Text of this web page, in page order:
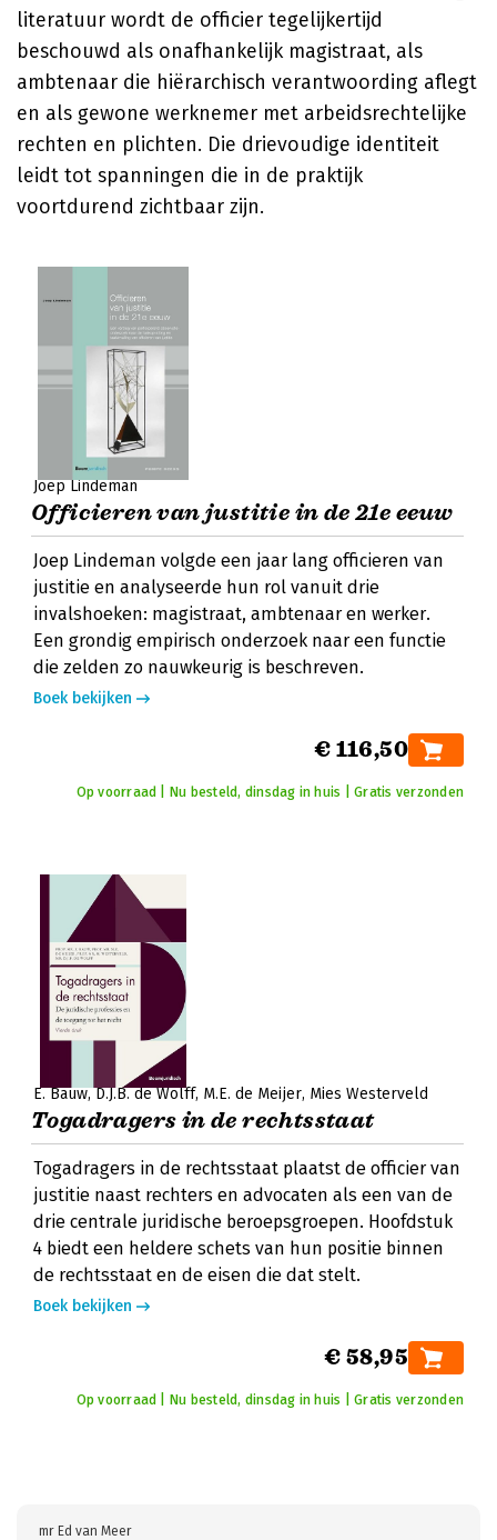
literatuur wordt de officier tegelijkertijd
beschouwd als onafhankelijk magistraat, als
ambtenaar die hiërarchisch verantwoording aflegt
en als gewone werknemer met arbeidsrechtelijke
rechten en plichten. Die drievoudige identiteit
leidt tot spanningen die in de praktijk
voortdurend zichtbaar zijn.
Joep Lindeman
Officieren van justitie in de 21e eeuw
Joep Lindeman volgde een jaar lang officieren van
justitie en analyseerde hun rol vanuit drie
invalshoeken: magistraat, ambtenaar en werker.
Een grondig empirisch onderzoek naar een functie
die zelden zo nauwkeurig is beschreven.
Boek bekijken
€ 116,50
Op voorraad | Nu besteld, dinsdag in huis | Gratis verzonden
E. Bauw D.J.B. de Wolff M.E. de Meijer Mies Westerveld
Togadragers in de rechtsstaat
Togadragers in de rechtsstaat plaatst de officier van
justitie naast rechters en advocaten als een van de
drie centrale juridische beroepsgroepen. Hoofdstuk
4 biedt een heldere schets van hun positie binnen
de rechtsstaat en de eisen die dat stelt.
Boek bekijken
€ 58,95
Op voorraad | Nu besteld, dinsdag in huis | Gratis verzonden
mr Ed van Meer